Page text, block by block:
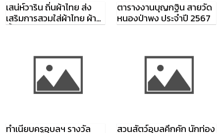
เสน่ห์วาริน ถิ่นผ้าไทย ส่ง
เสริมการสวมใส่ผ้าไทย ผ้า
พื้นเมือง
ตารางงานบุญกฐิน สายวัด
หนองป่าพง ประจำปี 2567
ทำเนียบครูอุบลฯ รางวัล
สวนสัตว์อุบลคึกคัก นักท่อง